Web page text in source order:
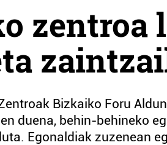
zentroa
Bizkaiko Foru
duena, behin-behineko
Egonaldiak zuzenean